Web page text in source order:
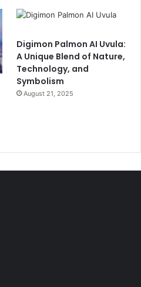
Digimon Palmon AI Uvula:
A Unique Blend of Nature,
Technology, and
Symbolism
August 21, 2025